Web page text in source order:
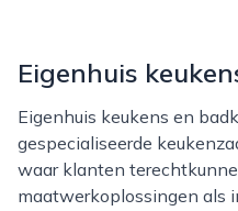
Eigenhuis
Eigenhuis keukens en badkamers in amersfoort is een
gespecialiseerde
waar klanten
maatwerkoplossingen als